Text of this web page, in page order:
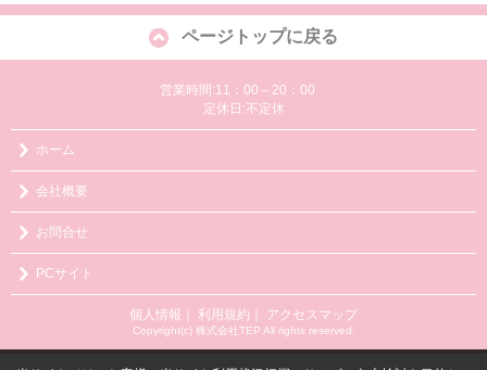
ページトップに戻る
営業時間:11：00～20：00
定休日:不定休
ホーム
会社概要
お問合せ
PCサイト
個人情報 利用規約 アクセスマップ
Copyright(c) 株式会社TEP All rights reserved.